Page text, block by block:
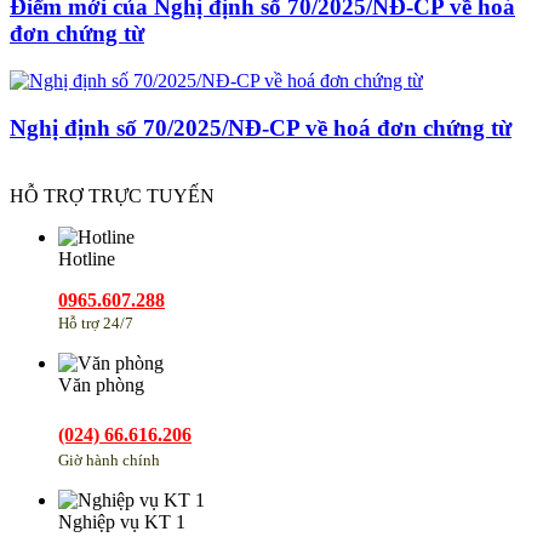
Điểm mới của Nghị định số 70/2025/NĐ-CP về hoá
đơn chứng từ
Nghị định số 70/2025/NĐ-CP về hoá đơn chứng từ
HỖ TRỢ TRỰC TUYẾN
Hotline
0965.607.288
Hỗ trợ 24/7
Văn phòng
(024) 66.616.206
Giờ hành chính
Nghiệp vụ KT 1